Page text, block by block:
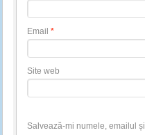
Email *
Site web
Salvează-mi numele, emailul